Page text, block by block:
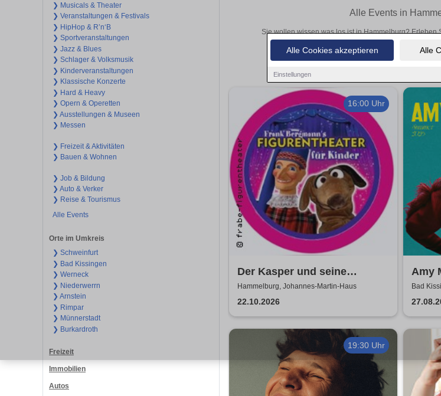
Alle Cookies akzeptieren Alle
Einstellungen
❯ Musicals & Theater
❯ Veranstaltungen & Festivals
❯ HipHop & R’n‘B
❯ Sportveranstaltungen
❯ Jazz & Blues
❯ Schlager & Volksmusik
❯ Kinderveranstaltungen
❯ Klassische Konzerte
❯ Hard & Heavy
❯ Opern & Operetten
❯ Ausstellungen & Museen
❯ Messen
❯ Freizeit & Aktivitäten
❯ Bauen & Wohnen
❯ Job & Bildung
❯ Auto & Verker
❯ Reise & Tourismus
Alle Events
Orte im Umkreis
❯ Schweinfurt
❯ Bad Kissingen
❯ Werneck
❯ Niederwerrn
❯ Arnstein
❯ Rimpar
❯ Münnerstadt
❯ Burkardroth
Freizeit
Immobilien
Autos
Alle Events in
Sie wollen wissen was los ist in Hammelburg?
Theateraufführungen oder aufregende
16:00 Uhr
Der Kasper und seine
Freunde kommen zu euch!
frabe-figurentheater
Hammelburg, Johannes-Martin-Haus
22.10.2026
Amy
Bad
19:30 Uhr